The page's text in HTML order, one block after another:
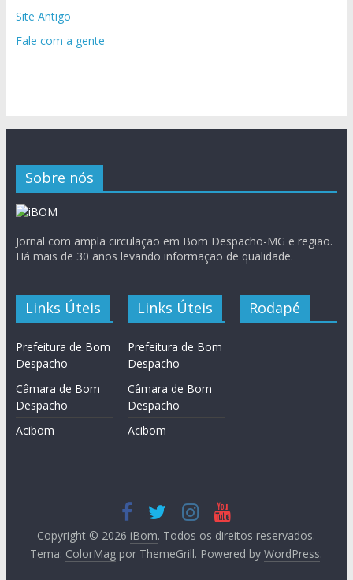
Site Antigo
Fale com a gente
Sobre nós
Jornal com ampla circulação em Bom Despacho-MG e região.
Há mais de 30 anos levando informação de qualidade.
Links Úteis
Prefeitura de Bom
Despacho
Câmara de Bom
Despacho
Acibom
Links Úteis
Prefeitura de Bom
Despacho
Câmara de Bom
Despacho
Acibom
Rodapé
Copyright © 2026 iBom. Todos os direitos reservados.
Tema: ColorMag por ThemeGrill. Powered byWordPress.